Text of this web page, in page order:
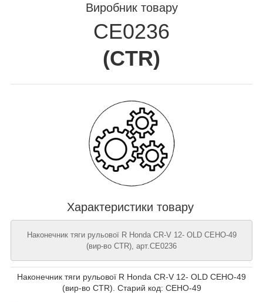
Виробник товару
CE0236
(CTR)
Характеристики товару
Наконечник тяги рульової R Honda CR-V 12- OLD CEHO-49
(вир-во CTR), арт.CE0236
Наконечник тяги рульової R Honda CR-V 12- OLD CEHO-49
(вир-во CTR). Старий код: CEHO-49